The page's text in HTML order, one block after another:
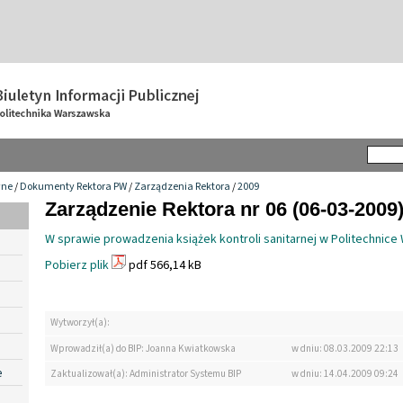
/Dokumenty Rektora PW/Zarządzenia Rektora/2009
Zarządzenie Rektora nr 06 (06-03-2009)
W sprawie prowadzenia książek kontroli sanitarnej w Politechnice
Pobierz plik
pdf 566,14 kB
Wytworzył(a):
Wprowadził(a) do BIP: Joanna Kwiatkowska
w dniu: 08.03.2009 22:13
Zaktualizował(a): Administrator Systemu BIP
w dniu: 14.04.2009 09:24